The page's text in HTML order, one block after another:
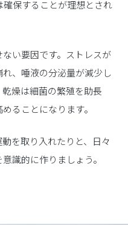
保することが理想とされ
い要因です。ストレスが
、唾液の分泌量が減少し
燥は細菌の繁殖を助長
ることになります。
を取り入れたりと、日々
識的に作りましょう。